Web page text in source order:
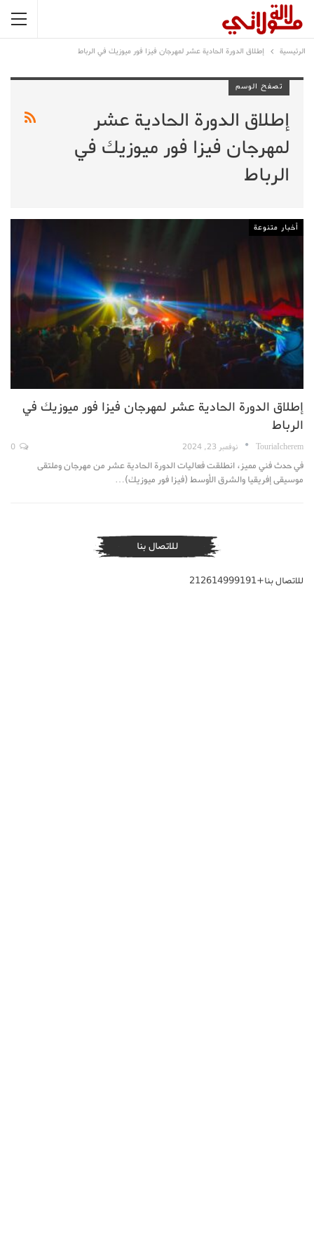
الرئيسية إطلاق الدورة الحادية عشر لمهرجان فيزا فور ميوزيك في الرباط
تصفح الوسم
إطلاق الدورة الحادية عشر
لمهرجان فيزا فور ميوزيك في
الرباط
أخبار متنوعة
إطلاق الدورة الحادية عشر لمهرجان فيزا فور ميوزيك في
الرباط
TouriaIcherem نوفمبر 23, 2024
في حدث فني مميز، انطلقت فعاليات الدورة الحادية عشر من مهرجان وملتقى
موسيقى إفريقيا والشرق الأوسط (فيزا فور ميوزيك)…
للاتصال بنا
للاتصال بنا+212614999191